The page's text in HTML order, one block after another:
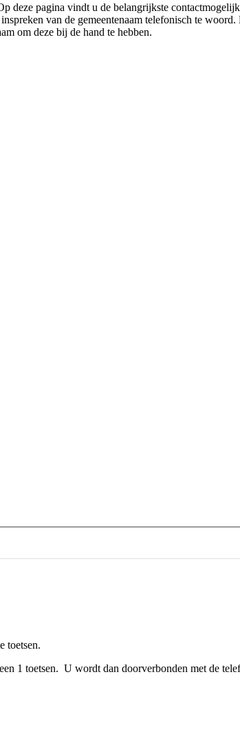
deze pagina vindt u de belangrijkste
van de gemeentenaam telefonisch te
om deze bij de hand te hebben.
toetsen.
1 toetsen. U wordt dan doorverbonden met de